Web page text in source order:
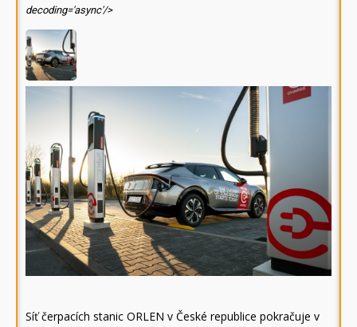
decoding='async'/>
Síť čerpacích stanic ORLEN v České republice pokračuje v